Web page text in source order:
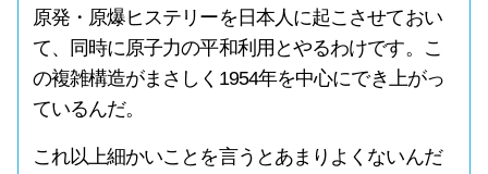
原発・原爆ヒステリーを日本人に起こさせておい
て、同時に原子力の平和利用とやるわけです。こ
の複雑構造がまさしく1954年を中心にでき上がっ
ているんだ。
これ以上細かいことを言うとあまりよくないんだ